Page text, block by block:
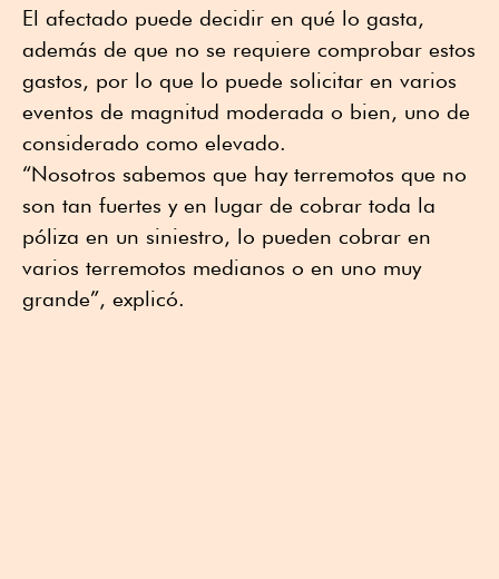
El afectado puede decidir en qué lo gasta,
además de que no se requiere comprobar estos
gastos, por lo que lo puede solicitar en varios
eventos de magnitud moderada o bien, uno de
considerado como elevado.
“Nosotros sabemos que hay terremotos que no
son tan fuertes y en lugar de cobrar toda la
póliza en un siniestro, lo pueden cobrar en
varios terremotos medianos o en uno muy
grande”, explicó.